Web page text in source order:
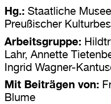
Hg.: Staatliche
Preußischer
Arbeitsgruppe:
Lahr, Annette
Ingrid Wagner-
Mit Beiträgen von:
Blume